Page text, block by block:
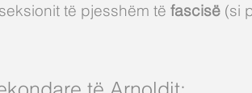
të pjesshëm të fascisë (si